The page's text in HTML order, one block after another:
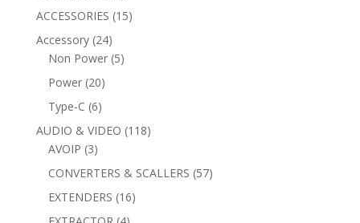
products
ACCESSORIES 1515
Accessory 2424
products
Non Power 55
Power 2020
products
Type-C 66
products
AUDIO & VIDEO 118118
AVOIP 33
products
CONVERTERS & SCALLERS 5757
EXTENDERS 1616
4